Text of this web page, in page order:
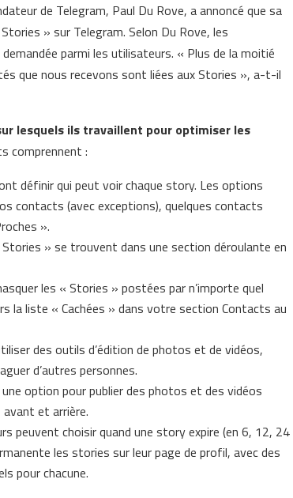
de Telegram, Paul Du Rove, a annoncé que sa
» sur Telegram. Selon Du Rove, les
parmi les utilisateurs. « Plus de la moitié
que nous recevons sont liées aux Stories », a-t-il
lesquels ils travaillent pour optimiser les
comprennent :
définir qui peut voir chaque story. Les options
contacts (avec exceptions), quelques contacts
».
» se trouvent dans une section déroulante en
les « Stories » postées par n’importe quel
la liste « Cachées » dans votre section Contacts au
des outils d’édition de photos et de vidéos,
d’autres personnes.
option pour publier des photos et des vidéos
et arrière.
peuvent choisir quand une story expire (en 6, 12, 24
les stories sur leur page de profil, avec des
pour chacune.